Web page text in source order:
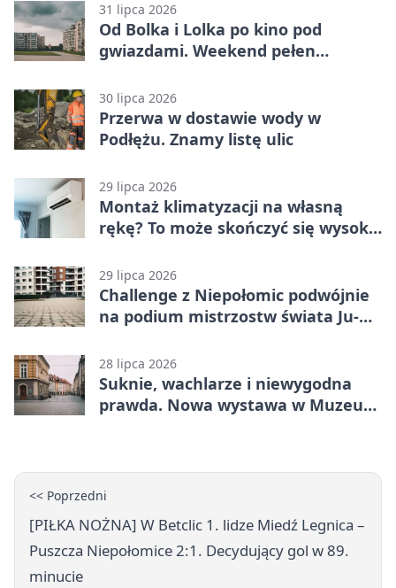
31 lipca 2026
Od Bolka i Lolka po kino pod
gwiazdami. Weekend pełen
30 lipca 2026
Przerwa w dostawie wody w
Podłężu. Znamy listę ulic
29 lipca 2026
Montaż klimatyzacji na własną
rękę? To może skończyć się wysoką
29 lipca 2026
Challenge z Niepołomic podwójnie
na podium mistrzostw świata Ju-
28 lipca 2026
Suknie, wachlarze i niewygodna
prawda. Nowa wystawa w Muzeum
<< Poprzedni
[PIŁKA NOŻNA] W Betclic 1. lidze Miedź Legnica –
Puszcza Niepołomice 2:1. Decydujący gol w 89.
minucie